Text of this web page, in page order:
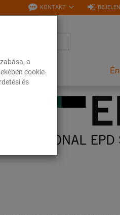
a
cookie-
és
KONTAKT